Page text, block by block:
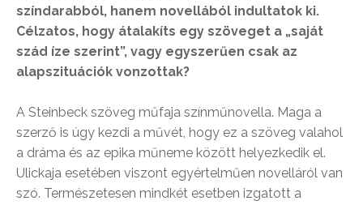
színdarabból, hanem novellából indultatok ki.
Célzatos, hogy átalakíts egy szöveget a „saját
szád íze szerint”, vagy egyszerűen csak az
alapszituációk vonzottak?
A Steinbeck szöveg műfaja színműnovella. Maga a
szerző is úgy kezdi a művét, hogy ez a szöveg valahol
a dráma és az epika műneme között helyezkedik el.
Ulickaja esetében viszont egyértelműen novelláról van
szó. Természetesen mindkét esetben izgatott a